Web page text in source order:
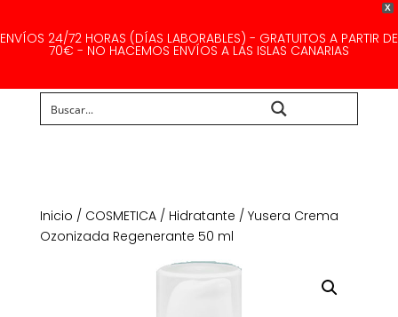
X
ENVÍOS 24/72 HORAS (DÍAS LABORABLES) - GRATUITOS A PARTIR DE
70€ - NO HACEMOS ENVÍOS A LAS ISLAS CANARIAS
Inicio / COSMETICA/ Hidratante / Yusera Crema
Ozonizada Regenerante 50 ml